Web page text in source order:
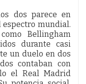
dos parece en
mundial.
Bellingham
durante casi
un duelo en dos
contaban con
el Real Madrid